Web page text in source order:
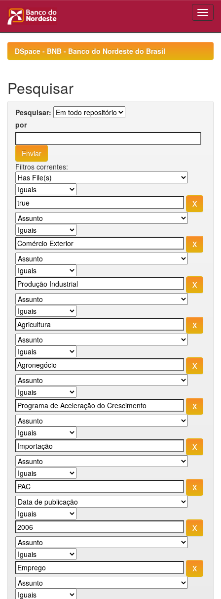
navigationDSpace - BNB - Banco do Nordeste do Brasil
Pesquisar
Pesquisar:
por
Filtros correntes: